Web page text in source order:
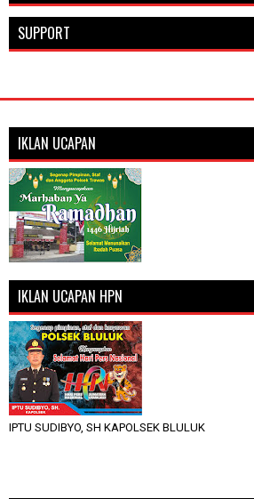
SUPPORT
IKLAN UCAPAN
IKLAN UCAPAN HPN
IPTU SUDIBYO, SH KAPOLSEK BLULUK